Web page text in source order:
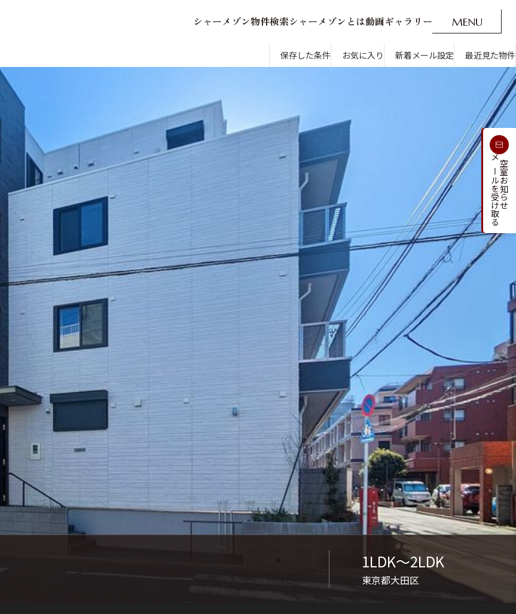
シ ャーメ ゾン物件検索シ ャーメ ゾン とは動画ギャ ラ リ ー MENU
O
新着メール設定 最近見た物件 CLOSE
中部
市区郡・路線・駅から探す
通勤・通学時間から探す
人気のカテゴリから探す
ムツアー
シャーメゾンショップを探す
シャーメゾンライフサポート
自立型サービス付き・シニア向け
お問い合わせ・よくある質問
シャーメゾンライフ CLUB
らくらくパートナー
シャーメゾンライフ GUARD
新着メールを
受け取る
保存した条件 お気に入り 新着メール設定 最近見た物件
1LDK〜2LDK
東京都大田区
空室お知らせ
メールを受け取る